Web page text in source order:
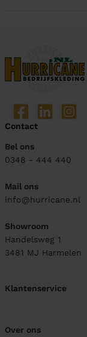
Contact
Bel ons
0348 - 444 440
Mail ons
info@hurricane.nl
Showroom
Handelsweg 1
3481 MJ Harmelen
Klantenservice
Over ons